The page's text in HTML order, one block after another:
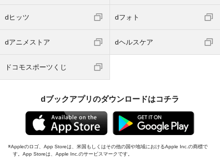
dヒッツ dフォト
dアニメストア dヘルスケア
ドコモスポーツくじ
dブックアプリのダウンロードはコチラ
Appleのロゴ、App Storeは、米国もしくはその他の国や地域におけるApple Inc.の商標で
す。App Storeは、Apple Inc.のサービスマークです。